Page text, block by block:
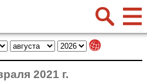
2021 г.